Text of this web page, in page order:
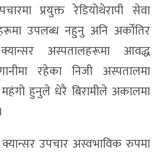
प्रयुक्त रेडियोथेरापी सेवा
उपलब्ध नहुनु अनि अर्कोतिर
अस्पतालहरूमा आवद्ध
रहेका निजी अस्पतालमा
हुनुले धेरै बिरामीले अकालमा
क्यान्सर उपचार अस्वभाविक रुपमा